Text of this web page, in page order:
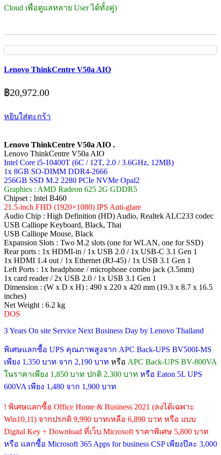
Cloud เพื่อดูแลหลาย User ได้ทั้งคู่)
Lenovo ThinkCentre V50a AIO
฿20,972.00
หยิบใส่ตะกร้า
Lenovo ThinkCentre V50a AIO .
Lenovo ThinkCentre V50a AIO
Intel Core i5-10400T (6C / 12T, 2.0 / 3.6GHz, 12MB)
1x 8GB SO-DIMM DDR4-2666
256GB SSD M.2 2280 PCIe NVMe Opal2
Graphics : AMD Radeon 625 2G GDDR5
Chipset : Intel B460
21.5-inch FHD (1920×1080) IPS Anti-glare
Audio Chip : High Definition (HD) Audio, Realtek ALC233 codec
USB Calliope Keyboard, Black, Thai
USB Calliope Mouse, Black
Expansion Slots : Two M.2 slots (one for WLAN, one for SSD)
Rear ports : 1x HDMI-in / 1x USB 2.0 / 1x USB-C 3.1 Gen 1
1x HDMI 1.4 out / 1x Ethernet (RJ-45) / 1x USB 3.1 Gen 1
Left Ports : 1x headphone / microphone combo jack (3.5mm)
1x card reader / 2x USB 2.0 / 1x USB 3.1 Gen 1
Dimension : (W x D x H) : 490 x 220 x 420 mm (19.3 x 8.7 x 16.5
inches)
Net Weight : 6.2 kg
DOS
3 Years On site Service Next Business Day by Lenovo Thailand
พิเศษแลกซื้อ UPS คุณภาพสูงจาก APC Back-UPS BV500I-MS
เพียง 1,350 บาท จาก 2,190 บาท หรือ APC Back-UPS BV-800VA
ในราคาเพียง 1,850 บาท ปกติ 2,300 บาท หรือ Eaton 5L UPS
600VA เพียง 1,480 จาก 1,900 บาท
! พิเศษแลกซื้อ Office Home & Business 2021 (ลงได้เฉพาะ
Win10,11) จากปรกติ 9,990 บาทเหลือ 6,890 บาท หรือ แบบ
Digital Key + Download ที่เว็บ Microsoft ราคาพิเศษ 5,800 บาท
หรือ แลกซื้อ Microsoft 365 Apps for business CSP เพียงปีละ 3,000